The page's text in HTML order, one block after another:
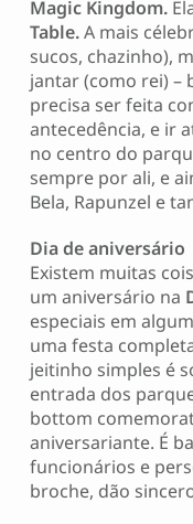
Magic Kingdom.
Table.A mais
sucos, chazinho),
jantar (como rei) –
precisa ser feita
antecedência, e ir
no centro do
sempre por ali, e
Bela, Rapunzel e
Dia de aniversário
Existem muitas
um aniversário na
especiais em
uma festa
jeitinho simples é
entrada dos
bottom
aniversariante. É
funcionários e
broche, dão